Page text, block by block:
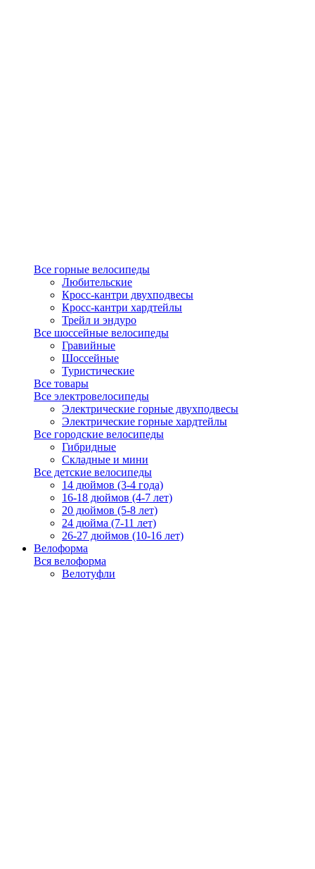
Все горные велосипеды
Любительские
Кросс-кантри двухподвесы
Кросс-кантри хардтейлы
Трейл и эндуро
Все шоссейные велосипеды
Гравийные
Шоссейные
Туристические
Все товары
Все электровелосипеды
Электрические горные двухподвесы
Электрические горные хардтейлы
Все городские велосипеды
Гибридные
Складные и мини
Все детские велосипеды
14 дюймов (3-4 года)
16-18 дюймов (4-7 лет)
20 дюймов (5-8 лет)
24 дюйма (7-11 лет)
26-27 дюймов (10-16 лет)
Велоформа
Вся велоформа
Велотуфли